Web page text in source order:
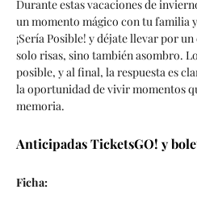
Durante estas vacaciones de
un momento mágico con tu familia
¡Sería Posible! y déjate llevar por
solo risas, sino también asombro.
posible, y al final, la respuesta es
la oportunidad de vivir momentos
memoria.
Anticipadas TicketsGO! y
Ficha: